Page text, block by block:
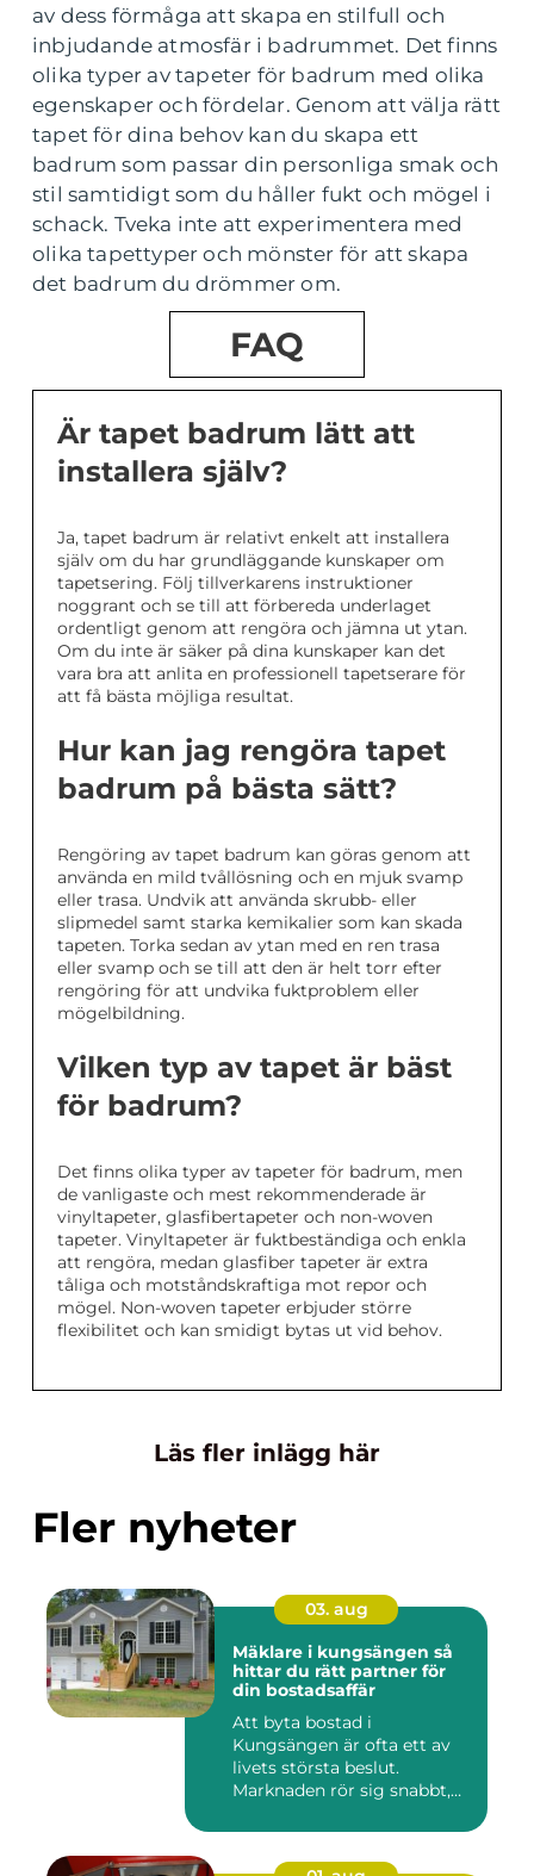
av dess förmåga att skapa en stilfull och
inbjudande atmosfär i badrummet. Det finns
olika typer av tapeter för badrum med olika
egenskaper och fördelar. Genom att välja rätt
tapet för dina behov kan du skapa ett
badrum som passar din personliga smak och
stil samtidigt som du håller fukt och mögel i
schack. Tveka inte att experimentera med
olika tapettyper och mönster för att skapa
det badrum du drömmer om.
FAQ
Är tapet badrum lätt att
installera själv?
Ja, tapet badrum är relativt enkelt att installera
själv om du har grundläggande kunskaper om
tapetsering. Följ tillverkarens instruktioner
noggrant och se till att förbereda underlaget
ordentligt genom att rengöra och jämna ut ytan.
Om du inte är säker på dina kunskaper kan det
vara bra att anlita en professionell tapetserare för
att få bästa möjliga resultat.
Hur kan jag rengöra tapet
badrum på bästa sätt?
Rengöring av tapet badrum kan göras genom att
använda en mild tvållösning och en mjuk svamp
eller trasa. Undvik att använda skrubb- eller
slipmedel samt starka kemikalier som kan skada
tapeten. Torka sedan av ytan med en ren trasa
eller svamp och se till att den är helt torr efter
rengöring för att undvika fuktproblem eller
mögelbildning.
Vilken typ av tapet är bäst
för badrum?
Det finns olika typer av tapeter för badrum, men
de vanligaste och mest rekommenderade är
vinyltapeter, glasfibertapeter och non-woven
tapeter. Vinyltapeter är fuktbeständiga och enkla
att rengöra, medan glasfiber tapeter är extra
tåliga och motståndskraftiga mot repor och
mögel. Non-woven tapeter erbjuder större
flexibilitet och kan smidigt bytas ut vid behov.
Läs fler inlägg här
Fler nyheter
03. aug
Mäklare i kungsängen så
hittar du rätt partner för
din bostadsaffär
Att byta bostad i
Kungsängen är ofta ett av
livets största beslut.
Marknaden rör sig snabbt,